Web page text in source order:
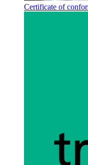
Certificate of